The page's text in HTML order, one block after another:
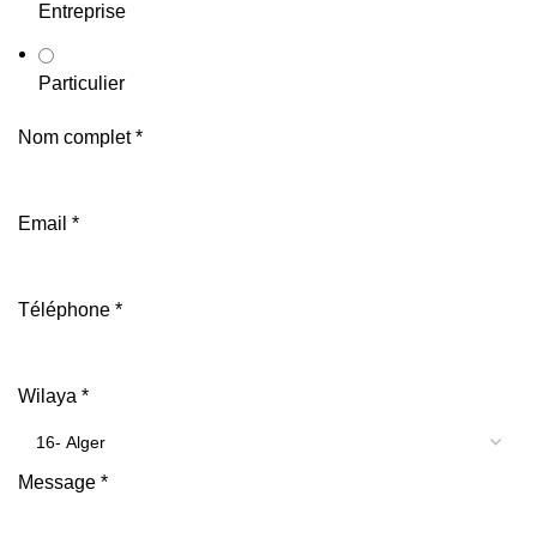
Entreprise
Particulier
Nom complet*
Email *
Téléphone *
Wilaya *
Message *